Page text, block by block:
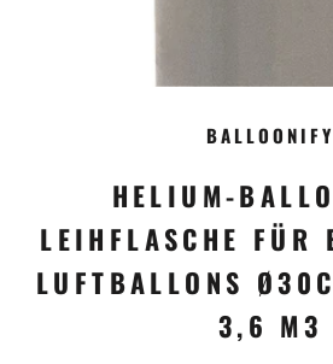
BALLOONIFY
HELIUM-
LEIHFLASCHE
LUFTBALLONS
3,6 M3